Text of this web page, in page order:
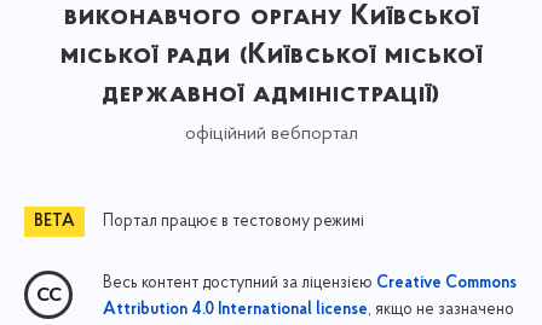
виконавчого органу Київської
міської ради (Київської міської
державної адміністрації)
офіційний вебпортал
Портал працює в тестовому режимі
Весь контент доступний за ліцензією Creative Commons
Attribution 4.0 International license, якщо не зазначено